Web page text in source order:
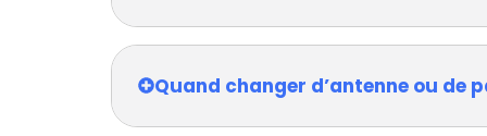
Quand changer d’antenne ou de